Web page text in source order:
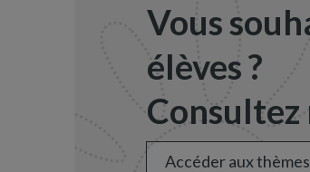
Vous
élèves ?
Consultez
Accéder aux